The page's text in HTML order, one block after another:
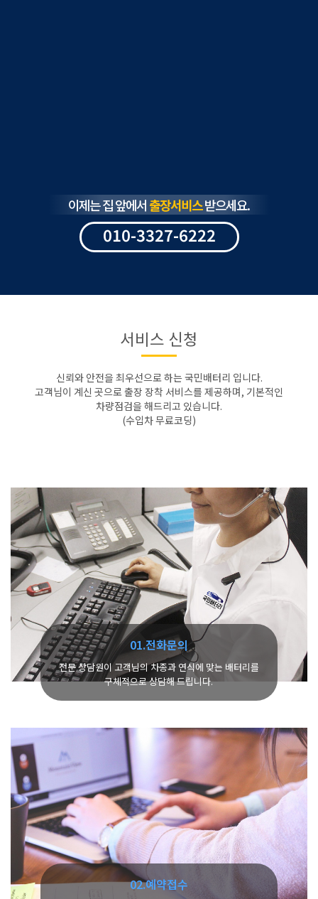
이제는 집 앞에서출장서비스받으세요.
010-3327-6222
서비스 신청
신뢰와 안전을 최우선으로 하는 국민배터리 입니다.
고객님이 계신 곳으로 출장 장착 서비스를 제공하며, 기본적인
차량점검을 해드리고 있습니다.
(수입차 무료코딩)
01.전화문의
전문 상담원이 고객님의 차종과 연식에 맞는 배터리를
구체적으로 상담해 드립니다.
02.예약접수